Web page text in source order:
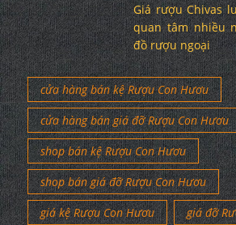
Giá rượu Chivas
quan tâm nhiều
đồ rượu ngoại
cửa hàng bán kệ Rượu Con Hươu
cửa hàng bán giá đỡ Rượu Con Hươu
shop bán kệ Rượu Con Hươu
shop bán giá đỡ Rượu Con Hươu
giá kệ Rượu Con Hươu
giá đỡ